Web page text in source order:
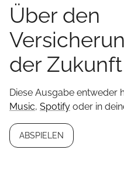
Über den
der Zukunft
Diese Ausgabe entweder
Music, Spotify oder in
ABSPIELEN